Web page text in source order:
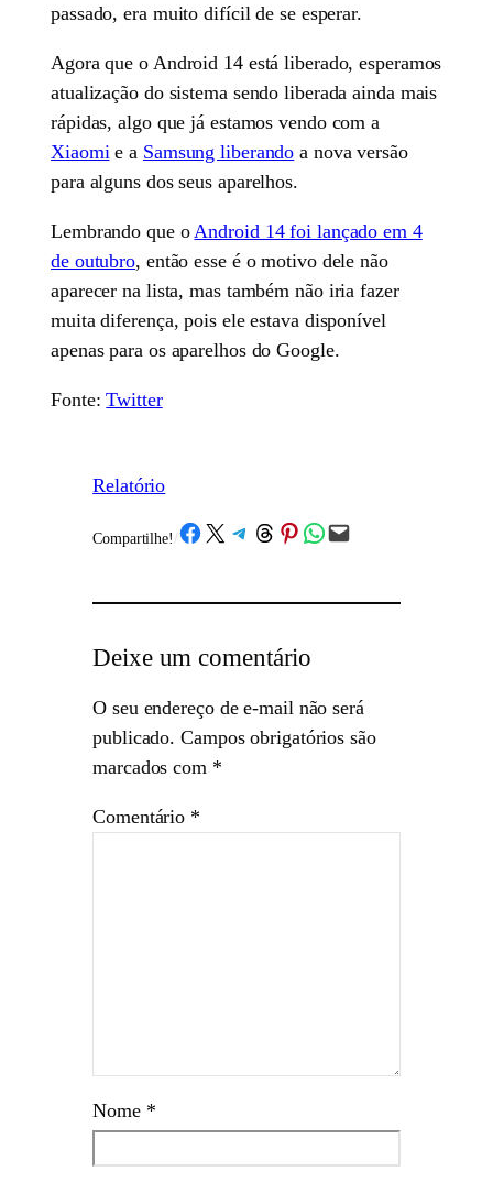
passado, era muito difícil de se esperar.
Agora que o Android 14 está liberado, esperamos
atualização do sistema sendo liberada ainda mais
rápidas, algo que já estamos vendo com a
Xiaomi e a Samsung liberando a nova versão
para alguns dos seus aparelhos.
Lembrando que o Android 14 foi lançado em 4
de outubro, então esse é o motivo dele não
aparecer na lista, mas também não iria fazer
muita diferença, pois ele estava disponível
apenas para os aparelhos do Google.
Fonte:Twitter
Relatório
Compartilhe! /Share on Facebook
Share on X Share on Telegram
Share on Threads
Share on Pinterest
Share on WhatsApp
Email this Page
Deixe um comentário
O seu endereço de e-mail não será
publicado. Campos obrigatórios são
marcados com *
Comentário *
Nome *